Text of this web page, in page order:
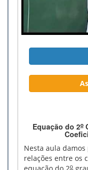
Equação do 2o
Nesta aula
relações entre os
o